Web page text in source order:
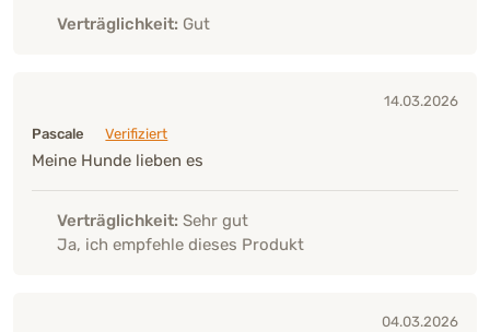
Verträglichkeit: Gut
14.03.2026
Pascale
Verifiziert
Meine Hunde lieben es
Verträglichkeit: Sehr gut
Ja, ich empfehle dieses Produkt
04.03.2026